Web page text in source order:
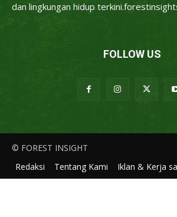
dan lingkungan hidup
FOLLOW US
© FOREST INSIGHT
Redaksi
Tentang Kami Iklan & Kerja